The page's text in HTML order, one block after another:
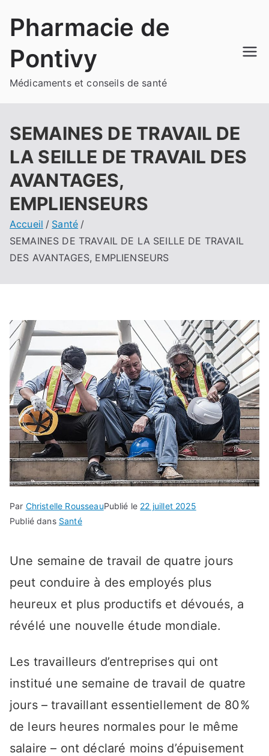
Pharmacie de
Pontivy
Médicaments et conseils de santé
SEMAINES DE TRAVAIL DE
LA SEILLE DE TRAVAIL DES
AVANTAGES,
EMPLIENSEURS
Accueil
Santé
SEMAINES DE TRAVAIL DE LA SEILLE DE TRAVAIL
DES AVANTAGES, EMPLIENSEURS
Par Christelle RousseauPublié le 22 juillet 2025
Publié dans Santé
Une semaine de travail de quatre jours
peut conduire à des employés plus
heureux et plus productifs et dévoués, a
révélé une nouvelle étude mondiale.
Les travailleurs d’entreprises qui ont
institué une semaine de travail de quatre
jours – travaillant essentiellement de 80%
de leurs heures normales pour le même
salaire – ont déclaré moins d’épuisement